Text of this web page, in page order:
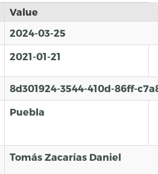
Value
2024-03-25
2021-01-21
8d301924-3544-410d-86ff-
Puebla
Tomás Zacarías Daniel